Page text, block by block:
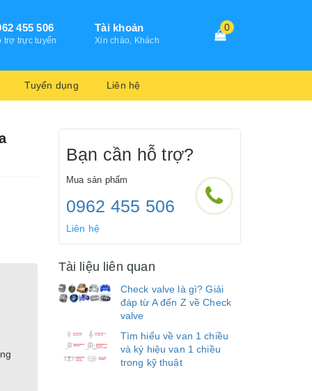
455 506
trợ trực tuyến
Tài khoản
Xin chào, Khách
0
Tuyển dụng Liên hệ
Bạn cần hỗ trợ?
Mua sản phẩm
0962 455 506
Liên hệ
Tài liệu liên quan
Check valve là gì? Giải
đáp từ A đến Z về Check
valve
Tìm hiểu về van 1 chiều
và ký hiệu van 1 chiều
trong kỹ thuật